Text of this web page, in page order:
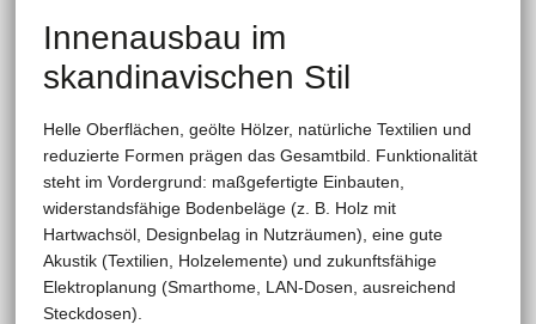
Innenausbau im
skandinavischen Stil
Helle Oberflächen, geölte Hölzer, natürliche Textilien und
reduzierte Formen prägen das Gesamtbild. Funktionalität
steht im Vordergrund: maßgefertigte Einbauten,
widerstandsfähige Bodenbeläge (z. B. Holz mit
Hartwachsöl, Designbelag in Nutzräumen), eine gute
Akustik (Textilien, Holzelemente) und zukunftsfähige
Elektroplanung (Smarthome, LAN-Dosen, ausreichend
Steckdosen).